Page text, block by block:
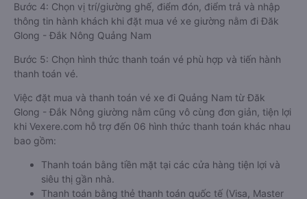
Bước 4: Chọn vị trí/giường ghế, điểm đón, điểm trả và nhập
thông tin hành khách khi đặt mua vé xe giường nằm đi Đăk
Glong - Đắk Nông Quảng Nam
Bước 5: Chọn hình thức thanh toán vé phù hợp và tiến hành
thanh toán vé.
Việc đặt mua và thanh toán vé xe đi Quảng Nam từ Đăk
Glong - Đắk Nông giường nằm cũng vô cùng đơn giản, tiện lợi
khi Vexere.com hỗ trợ đến 06 hình thức thanh toán khác nhau
bao gồm:
Thanh toán bằng tiền mặt tại các cửa hàng tiện lợi và
siêu thị gần nhà.
Thanh toán bằng thẻ thanh toán quốc tế (Visa, Master